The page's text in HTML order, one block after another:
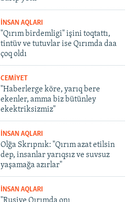
İNSAN AQLARI
"Qırım birdemligi" işini toqtattı,
tintüv ve tutuvlar ise Qırımda daa
çoq oldı
CEMİYET
"Haberlerge köre, yarıq bere
ekenler, amma biz bütünley
ekektriksizmiz"
İNSAN AQLARI
Olğa Skrıpnık: "Qırım azat etilsin
dep, insanlar yarıqsız ve suvsuz
yaşamağa azırlar"
İNSAN AQLARI